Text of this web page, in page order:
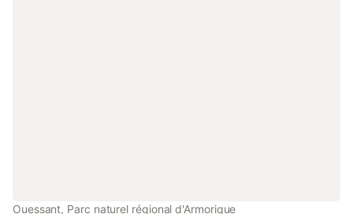
Ouessant, Parc naturel régional d'Armorique